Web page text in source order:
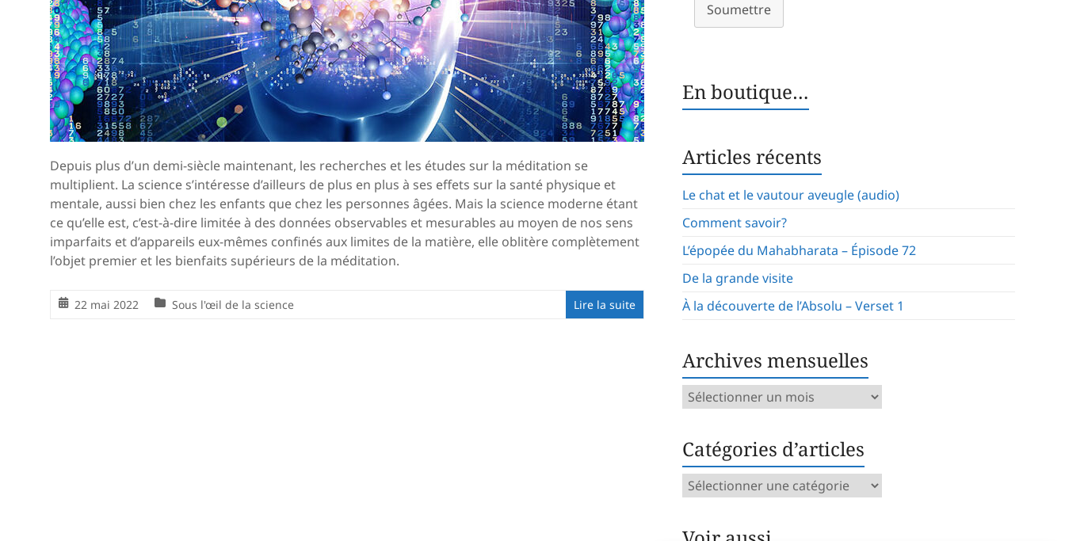
Depuis plus d’un demi-siècle maintenant, les recherches et les études sur la méditation se
multiplient. La science s’intéresse d’ailleurs de plus en plus à ses effets sur la santé physique et
mentale, aussi bien chez les enfants que chez les personnes âgées. Mais la science moderne étant
ce qu’elle est, c’est-à-dire limitée à des données observables et mesurables au moyen de nos sens
imparfaits et d’appareils eux-mêmes confinés aux limites de la matière, elle oblitère complètement
l’objet premier et les bienfaits supérieurs de la méditation.
22 mai 2022 Sous l'œil de la science Lire la suite
Soumettre
En boutique…
Articles récents
Le chat et le vautour aveugle (audio)
Comment savoir?
L’épopée du Mahabharata – Épisode 72
De la grande visite
À la découverte de l’Absolu – Verset 1
Archives mensuelles
Archives
Catégories d’articles
Catégories